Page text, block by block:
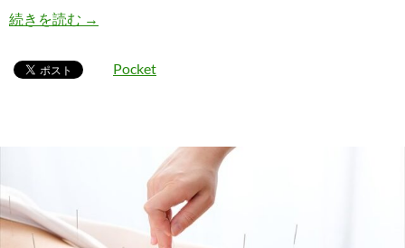
続きを読む あん摩マッサージ指圧師養成施設の設置規制
→
Pocket